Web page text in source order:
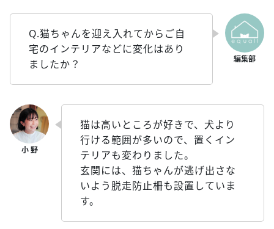
Q.猫ちゃんを迎え入れてからご自
宅のインテリアなどに変化はあり
ましたか？
猫は高いところが好きで、犬より
行ける範囲が多いので、置くイン
テリアも変わりました。
玄関には、猫ちゃんが逃げ出さな
いよう脱走防止柵も設置していま
す。